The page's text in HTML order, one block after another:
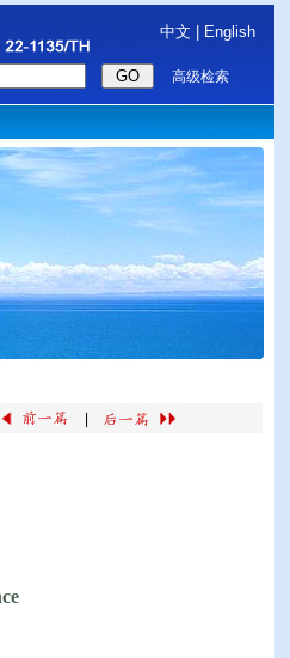
中文 English
高级检索